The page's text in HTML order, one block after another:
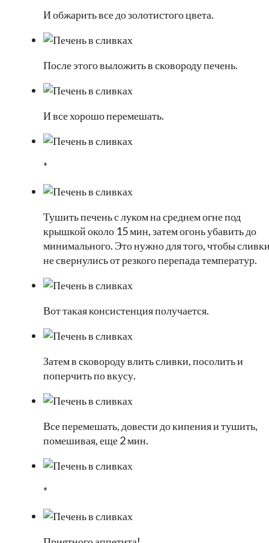
И обжарить все до золотистого цвета.
После этого выложить в сковороду печень.
И все хорошо перемешать.
*
Тушить печень с луком на среднем огне под
крышкой около 15 мин, затем огонь убавить до
минимального. Это нужно для того, чтобы
не свернулись от резкого перепада температур.
Вот такая консистенция получается.
Затем в сковороду влить сливки, посолить и
поперчить по вкусу.
Все перемешать, довести до кипения и тушить,
помешивая, еще 2 мин.
*